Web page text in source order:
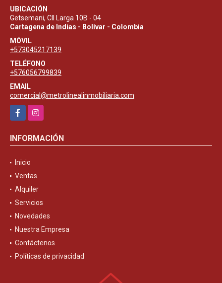
UBICACIÓN
Getsemani, Cll Larga 10B - 04
Cartagena de Indias - Bolívar - Colombia
MÓVIL
+573045217139
TELÉFONO
+576056799839
EMAIL
comercial@metrolinealinmobiliaria.com
FacebookInstagram
INFORMACIÓN
Inicio
Ventas
Alquiler
Servicios
Novedades
Nuestra Empresa
Contáctenos
Políticas de privacidad